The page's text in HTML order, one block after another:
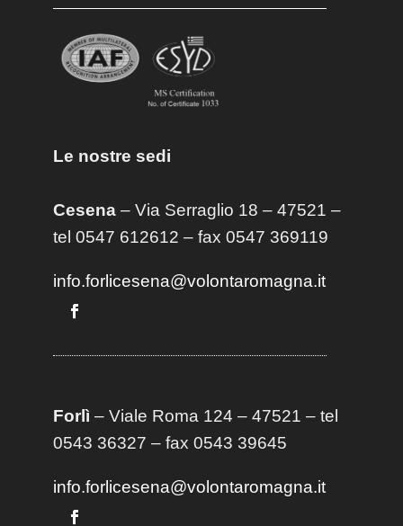
Le nostre sedi
Cesena– Via Serraglio 18 – 47521 –
tel 0547 612612 – fax 0547 369119
info.forlicesena@volontaromagna.it
Forlì – Viale Roma 124 – 47521 – tel
0543 36327 – fax 0543 39645
info.forlicesena@volontaromagna.it